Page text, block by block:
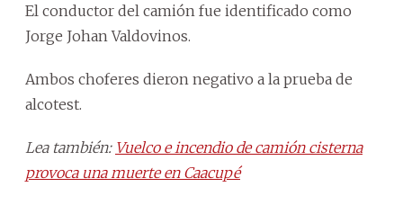
El conductor del camión fue identificado como
Jorge Johan Valdovinos.
Ambos choferes dieron negativo a la prueba de
alcotest.
Lea también: Vuelco e incendio de camión cisterna
provoca una muerte en Caacupé